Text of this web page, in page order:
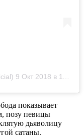
9 Окт 2018 в 11:00 PDT
показывает
позу певицы
дьяволицу
сатаны.